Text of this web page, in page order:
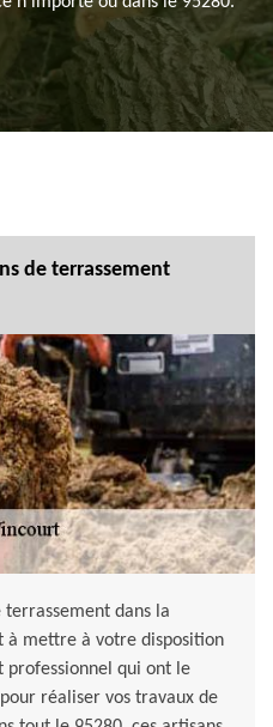
de terrassement
terrassement dans la
à mettre à votre disposition
professionnel qui ont le
réaliser vos travaux de